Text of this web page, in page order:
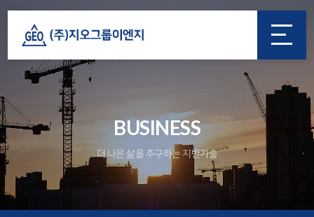
BUSINESS
더 나은 삶을 추구하는 지반기술